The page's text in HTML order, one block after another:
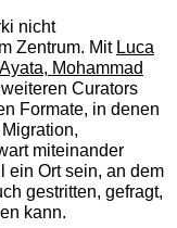
nicht
Zentrum. Mit Luca
Mohammad
Curators
Formate, in denen
miteinander
ein Ort sein, an dem
gestritten, gefragt,
kann.